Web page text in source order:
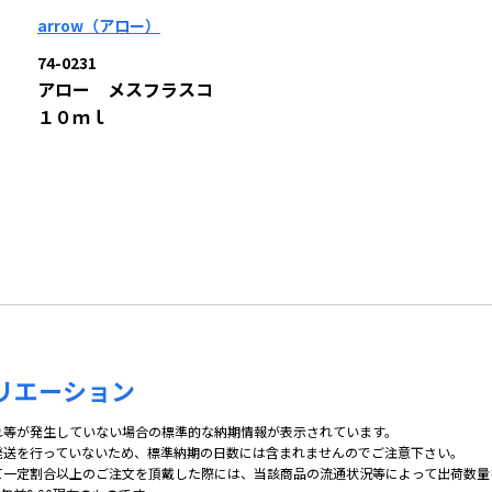
arrow（アロー）
74-0231
アロー メスフラスコ
１０ｍｌ
エーション
が発生していない場合の標準的な納期情報が表示されています。
を行っていないため、標準納期の日数には含まれませんのでご注意下さい。
定割合以上のご注文を頂戴した際には、当該商品の流通状況等によって出荷数